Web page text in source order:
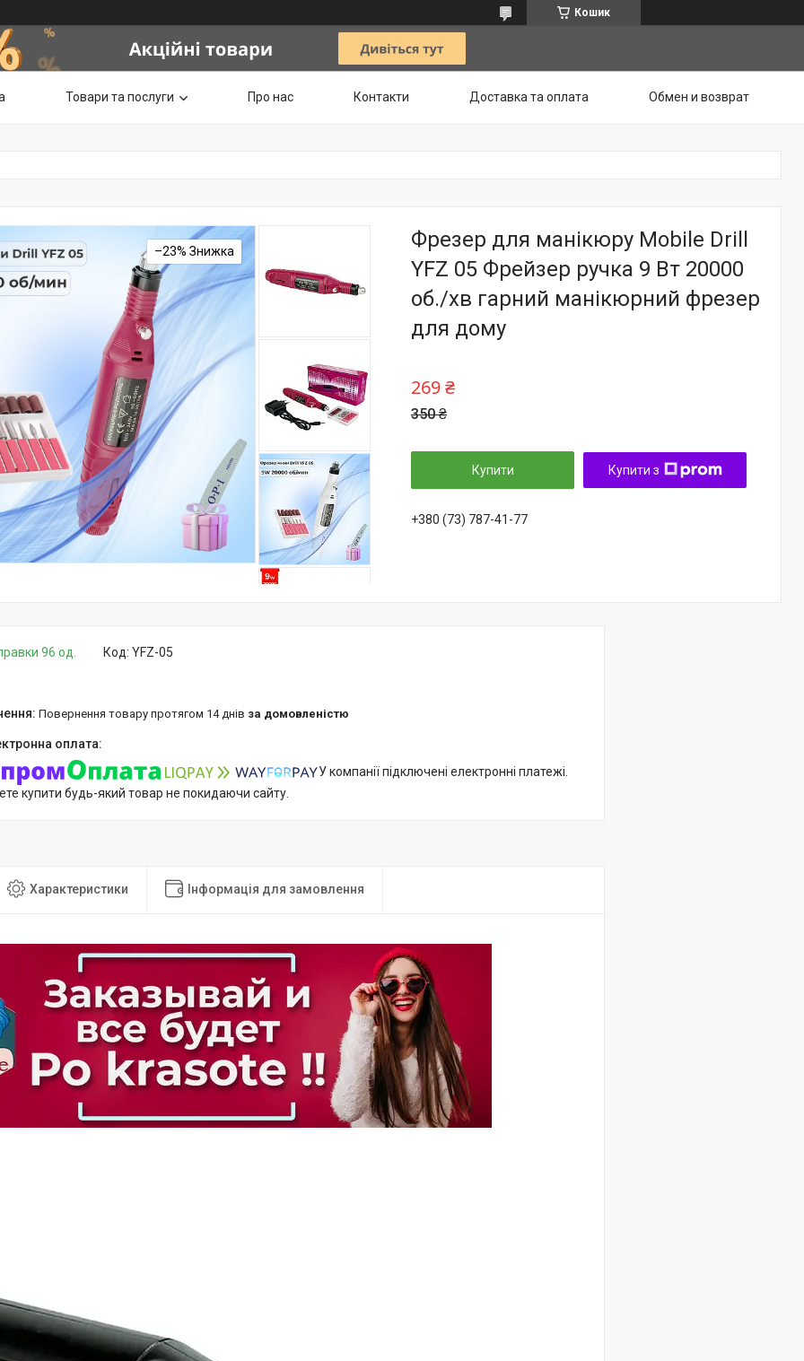
Кошик
Товари та послуги Про нас Контакти Доставка та оплата Обмен и возврат
–23%
Фрезер для манікюру Mobile Drill
YFZ 05 Фрейзер ручка 9 Вт 20000
об./хв гарний манікюрний фрезер
для дому
350 ₴
269 ₴
Купити Купити з
+380 (73) 787-41-77
96 од. Код: YFZ-05
повернення товару протягом 14 днів за домовленістю
У компанії підключені електронні платежі.
купити будь-який товар не покидаючи сайту.
Характеристики Інформація для замовлення